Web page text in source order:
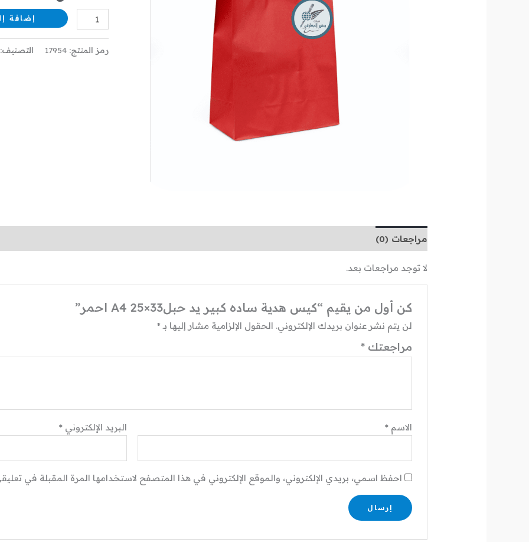
A4
احمر
إضافة
رمز المنتج: 17954
مراجعات (0)
لا توجد مراجعات بعد.
كن أول من يقيم “كيس هدية ساده كبير يد حبل33×25 A4 احمر”
لن يتم نشر عنوان بريدك الإلكتروني. الحقول الإلزامية مشار إليها بـ*
مراجعتك*
الاسم* البريد الإلكتروني*
احفظ اسمي، بريدي الإلكتروني، والموقع الإلكتروني في هذا المتصفح لاستخدامها المرة المقبلة في